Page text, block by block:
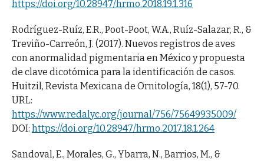
https://doi.org/10.28947/hrmo.2018.19.1.316
Rodríguez-Ruíz, E.R., Poot-Poot, W.A., Ruíz-Salazar, R., &
Treviño-Carreón, J. (2017). Nuevos registros de aves
con anormalidad pigmentaria en México y propuesta
de clave dicotómica para la identificación de casos.
Huitzil, Revista Mexicana de Ornitología, 18(1), 57-70.
URL:
https://www.redalyc.org/journal/756/75649935009/
DOI: https://doi.org/10.28947/hrmo.2017.18.1.264
Sandoval, E., Morales, G., Ybarra, N., Barrios, M., &